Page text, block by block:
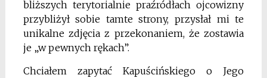
bliższych terytorialnie praźródłach ojcowizny
przybliżył sobie tamte strony, przysłał mi te
unikalne zdjęcia z przekonaniem, że zostawia
je „w pewnych rękach”.
Chciałem zapytać Kapuścińskiego o Jego